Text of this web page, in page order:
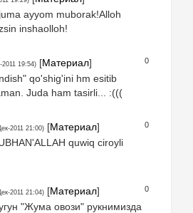
ayyom muborak!Alloh
inshaolloh!
0
2011 19:54) [Материал]
qo'shig'ini hm esitib
Juda ham tasirli... :(((
0
2011 21:00) [Материал]
quwiq ciroyli
0
2011 21:04) [Материал]
"Жума овози" рукнимизда